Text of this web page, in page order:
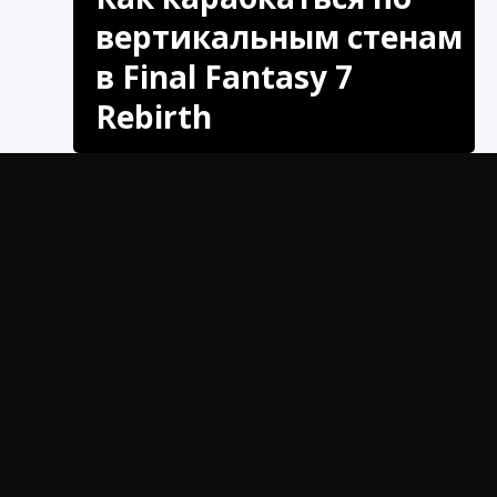
вертикальным стенам
в Final Fantasy 7
Rebirth